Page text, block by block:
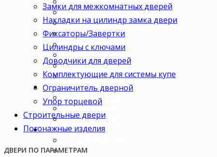
В зал
В гардеробную
В коридор
В кладовку
В офис
В коттедж
Для дачи
Ценовая категория
Двери премиум
Двери стандарт
Двери эконом
Комплектация
Комплект
Замки для межкомнатных дверей
Накладки на цилиндр замка двери
Фиксаторы/Завертки
Цилиндры с ключами
Доводчики для дверей
Комплектующие для системы купе
Ограничитель дверной
Упор торцевой
Строительные двери
Погонажные изделия
ДВЕРИ ПО ПАРАМЕТРАМ